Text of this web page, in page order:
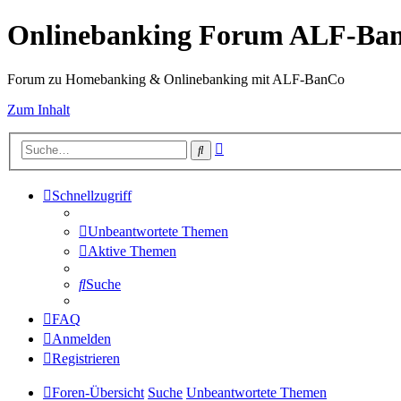
Onlinebanking Forum ALF-
Forum zu Homebanking & Onlinebanking mit ALF-BanCo
Zum Inhalt
Suche
Schnellzugriff
Unbeantwortete Themen
Aktive Themen
Suche
FAQ
Anmelden
Registrieren
Foren-Übersicht Suche Unbeantwortete Themen